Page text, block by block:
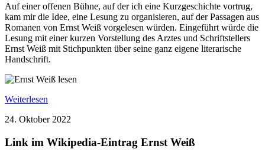
Auf einer offenen Bühne, auf der ich eine Kurzgeschichte vortrug,
kam mir die Idee, eine Lesung zu organisieren, auf der Passagen aus
Romanen von Ernst Weiß vorgelesen würden. Eingeführt würde die
Lesung mit einer kurzen Vorstellung des Arztes und Schriftstellers
Ernst Weiß mit Stichpunkten über seine ganz eigene literarische
Handschrift.
Weiterlesen
24. Oktober 2022
Link im Wikipedia-Eintrag Ernst Weiß